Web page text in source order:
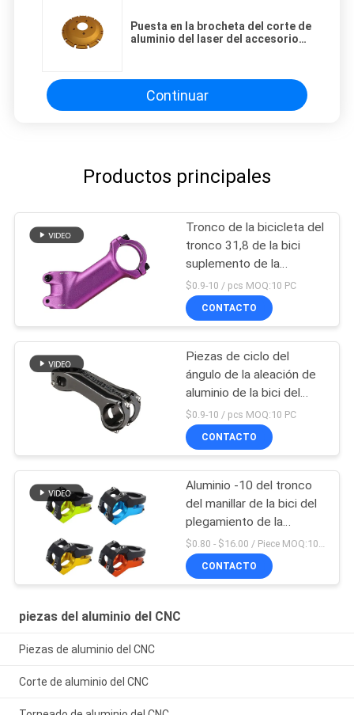
Puesta en la brocheta del corte de
aluminio del laser del accesorio
Continuar
Productos principales
Tronco de la bicicleta del
tronco 31,8 de la bici
suplemento de la
canalización vertical del
manillar de 35 grados
$0.9-10 / pcs MOQ:10 PC
CONTACTO
Piezas de ciclo del
ángulo de la aleación de
aluminio de la bici del
manillar de la bicicleta
ajustable del tronco
$0.9-10 / pcs MOQ:10 PC
CONTACTO
Aluminio -10 del tronco
del manillar de la bici del
plegamiento de la
montaña de Mtb del
camino de Aliminum
CONTACTO
piezas del aluminio del CNC
Piezas de aluminio del CNC
Corte de aluminio del CNC